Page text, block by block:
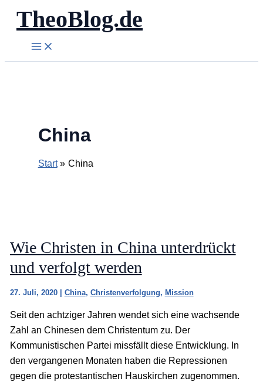
Zum
Inhalt
springen
TheoBlog.de
China
Start China
Wie Christen in China unterdrückt
und verfolgt werden
27. Juli, 2020 | China, Christenverfolgung, Mission
Seit den achtziger Jahren wendet sich eine wachsende
Zahl an Chinesen dem Christentum zu. Der
Kommunistischen Partei missfällt diese Entwicklung. In
den vergangenen Monaten haben die Repressionen
gegen die protestantischen Hauskirchen zugenommen.